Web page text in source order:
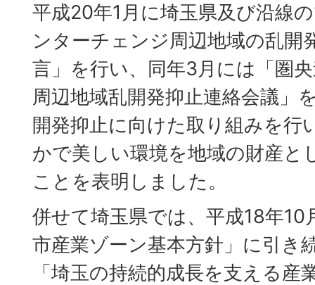
平成20年1月に埼玉県及び沿線
ンターチェンジ周辺地域の乱開
言」を行い、同年3月には「圏
周辺地域乱開発抑止連絡会議」
開発抑止に向けた取り組みを行
かで美しい環境を地域の財産と
ことを表明しました。
併せて埼玉県では、平成18年10
市産業ゾーン基本方針」に引き
「埼玉の持続的成長を支える産